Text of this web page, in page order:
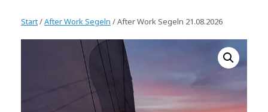
Start/After Work Segeln / After Work Segeln 21.08.2026